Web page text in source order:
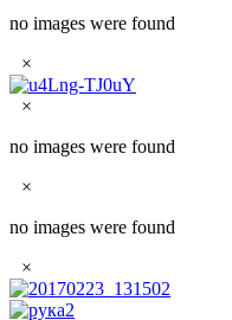
no images were found
×
×
no images were found
×
no images were found
×